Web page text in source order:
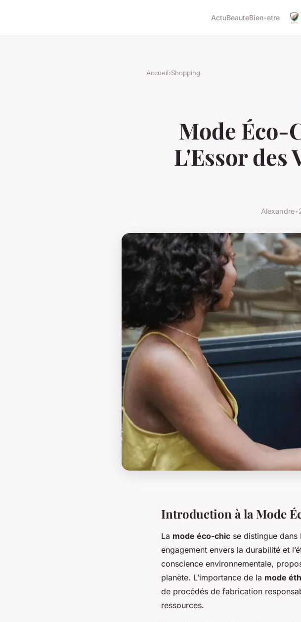
ActuBeauteBien-etre
Accueil›Shopping
Mode Éco-
L'Essor des
Alexandre•
Introduction à la Mode
La mode éco-chic se distingue dans
engagement envers la durabilité et
conscience environnementale,
planète. L’importance de la mode
de procédés de fabrication
ressources.